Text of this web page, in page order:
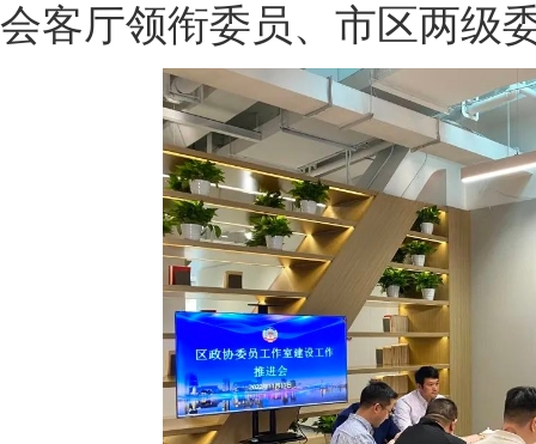
会客厅领衔委员、市区两级